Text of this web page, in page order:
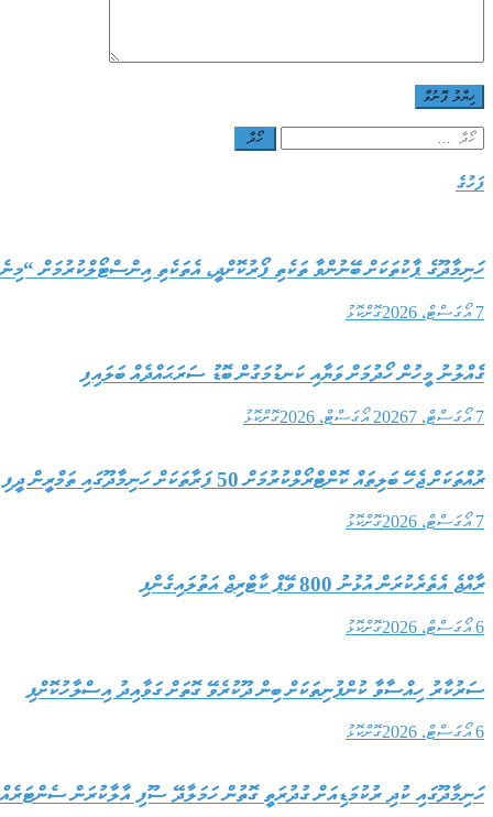
Search
for:
ފަހުގެ
ހަނިމާދޫގެ ޕާކުތަކަށް ބޭނުންވާ ތަކެތި ފޯރުކޮށްދީ، އެތަކެތި އިންސްޓޯލްކުރުމަށް
7 އޯގަސްޓް، 2026 ގޮށްކޮޅު
ގެއްލުނު މީހުން ހޯދުމަށް ވަޔާއި ކަނޑުމަގުން ބޮޑު ސަރަޙައްދެއް ބަލައިފި
7 އޯގަސްޓް، 2026 7 އޯގަސްޓް، 2026 ގޮށްކޮޅު
ރުއްތަކަށް ޖެހޭ ބަލިތައް ކޮންޓްރޯލްކުރުމަށް 50 ފަރާތަކަށް ހަނިމާދޫގައި ތަމްރީން ދީފި
7 އޯގަސްޓް، 2026 ގޮށްކޮޅު
ރާއްޖެ އެތެރެކުރަން އުޅުނު 800 ވޭޕް ކާޓްރިޖް އަތުލައިގެންފި
6 އޯގަސްޓް، 2026 ގޮށްކޮޅު
ސަރުކާރު ހިއްސާވާ ކުންފުނިތަކަށް ބިން ދޫކުރެވޭ ގޮތަށް ގަވާއިދު އިސްލާހުކޮށްފި
6 އޯގަސްޓް، 2026 ގޮށްކޮޅު
ހަނިމާދޫގައި ކުދި ރުކުމަޑިއަށް ގުދުރަތީ ގޮތުން ހަމަލާދޭ ސޫފި އާލާކުރަން